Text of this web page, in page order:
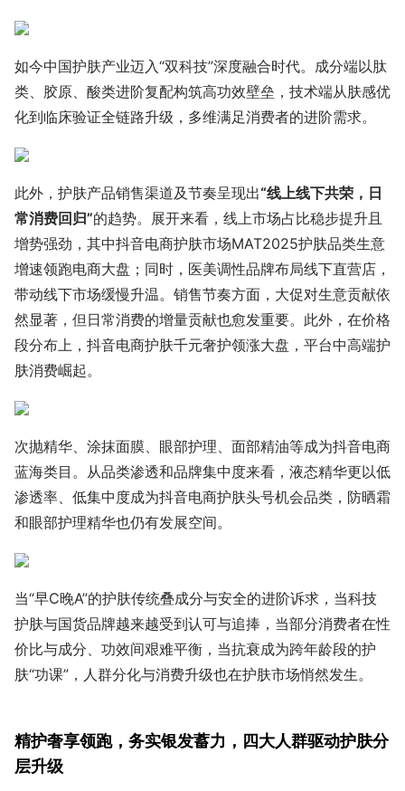
如今中国护肤产业迈入“双科技”深度融合时代。成分端以肽
类、胶原、酸类进阶复配构筑高功效壁垒，技术端从肤感优
化到临床验证全链路升级，多维满足消费者的进阶需求。
此外，护肤产品销售渠道及节奏呈现出“线上线下共荣，日
常消费回归”的趋势。展开来看，线上市场占比稳步提升且
增势强劲，其中抖音电商护肤市场MAT2025护肤品类生意
增速领跑电商大盘；同时，医美调性品牌布局线下直营店，
带动线下市场缓慢升温。销售节奏方面，大促对生意贡献依
然显著，但日常消费的增量贡献也愈发重要。此外，在价格
段分布上，抖音电商护肤千元奢护领涨大盘，平台中高端护
肤消费崛起。
次抛精华、涂抹面膜、眼部护理、面部精油等成为抖音电商
蓝海类目。从品类渗透和品牌集中度来看，液态精华更以低
渗透率、低集中度成为抖音电商护肤头号机会品类，防晒霜
和眼部护理精华也仍有发展空间。
当“早C晚A”的护肤传统叠成分与安全的进阶诉求，当科技
护肤与国货品牌越来越受到认可与追捧，当部分消费者在性
价比与成分、功效间艰难平衡，当抗衰成为跨年龄段的护
肤“功课”，人群分化与消费升级也在护肤市场悄然发生。
精护奢享领跑，务实银发蓄力，四大人群驱动护肤分
层升级